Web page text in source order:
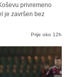
privremeno
je završen bez
Prije oko 12h